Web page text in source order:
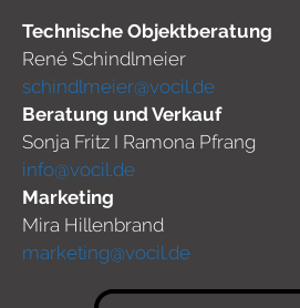
Technische Objektberatung
René Schindlmeier
schindlmeier@vocil.de
Beratung und Verkauf
Sonja Fritz I Ramona Pfrang
info@vocil.de
Marketing
Mira Hillenbrand
marketing@vocil.de